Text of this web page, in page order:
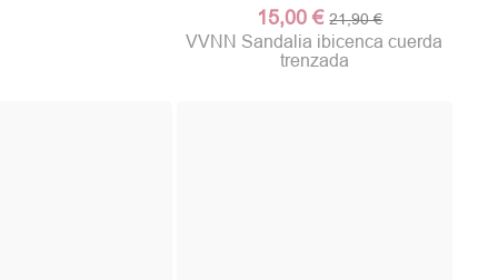
15,00 € 21,90 €
VVNN Sandalia ibicenca cuerda
trenzada